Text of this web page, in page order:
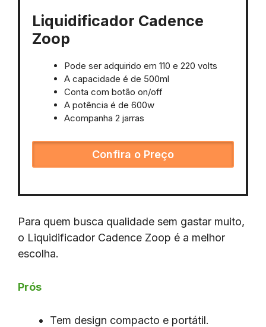
Liquidificador Cadence
Zoop
Pode ser adquirido em 110 e 220 volts
A capacidade é de 500ml
Conta com botão on/off
A potência é de 600w
Acompanha 2 jarras
Confira o Preço
Para quem busca qualidade sem gastar muito,
o Liquidificador Cadence Zoop é a melhor
escolha.
Prós
Tem design compacto e portátil.